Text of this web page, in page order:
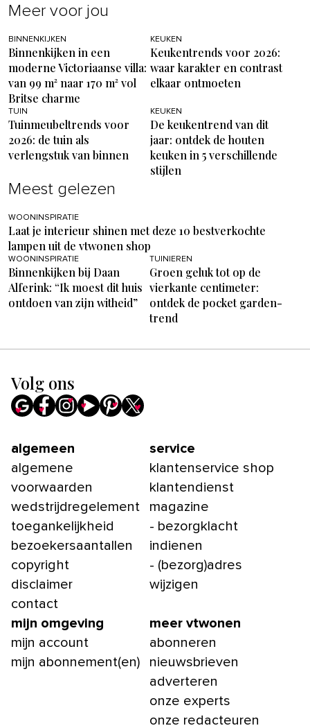
Meer voor jou
BINNENKIJKEN
Binnenkijken in een
moderne Victoriaanse villa:
van 99 m² naar 170 m² vol
Britse charme
KEUKEN
Keukentrends voor 2026:
waar karakter en contrast
elkaar ontmoeten
TUIN
Tuinmeubeltrends voor
2026: de tuin als
verlengstuk van binnen
KEUKEN
De keukentrend van dit
jaar: ontdek de houten
keuken in 5 verschillende
stijlen
Meest gelezen
WOONINSPIRATIE
Laat je interieur shinen met deze 10 bestverkochte
lampen uit de vtwonen shop
WOONINSPIRATIE
Binnenkijken bij Daan
Alferink: “Ik moest dit huis
ontdoen van zijn witheid”
TUINIEREN
Groen geluk tot op de
vierkante centimeter:
ontdek de pocket garden-
trend
Volg ons
algemeen
algemene
voorwaarden
wedstrijdregelement
toegankelijkheid
bezoekersaantallen
copyright
disclaimer
contact
service
klantenservice shop
klantendienst
magazine
- bezorgklacht
indienen
- (bezorg)adres
wijzigen
mijn omgeving
mijn account
mijn abonnement(en)
meer vtwonen
abonneren
nieuwsbrieven
adverteren
onze experts
onze redacteuren